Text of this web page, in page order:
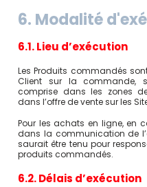
6. Modalité
6.1. Lieu d’exécution
Les Produits commandés
Client sur la commande,
comprise dans les zones
dans l’offre de vente sur les
Pour les achats en ligne, en
dans la communication de
saurait être tenu pour
produits commandés.
6.2. Délais d’exécution